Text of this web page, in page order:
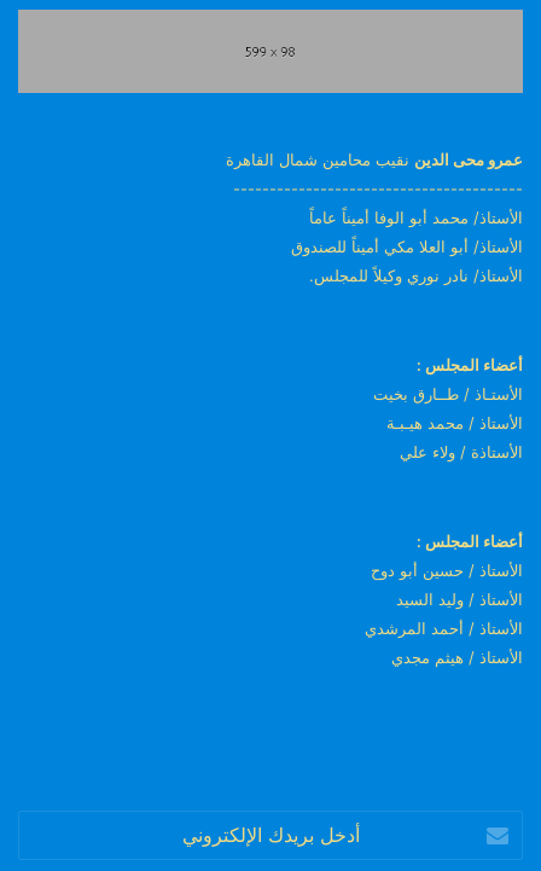
عمرو محى الدين نقيب محامين شمال القاهرة
----------------------------------------
الأستاذ/ محمد أبو الوفا أميناً عاماً
الأستاذ/ أبو العلا مكي أميناً للصندوق
الأستاذ/ نادر نوري وكيلاً للمجلس.
أعضاء المجلس :
الأستـاذ / طــارق بخيت
الأستاذ / محمد هيـبـة
الأستاذة / ولاء علي
أعضاء المجلس :
الأستاذ / حسين أبو دوح
الأستاذ / وليد السيد
الأستاذ / أحمد المرشدي
الأستاذ / هيثم مجدي
بريدك